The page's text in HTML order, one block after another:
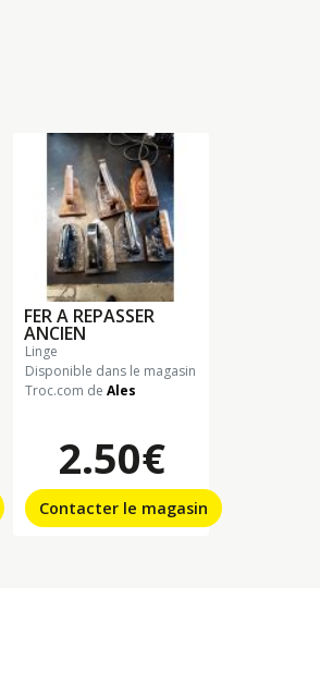
FER A REPASSER
ANCIEN
linge
Disponible dans le magasin
Troc.com de Ales
2.50€
Contacter le magasin